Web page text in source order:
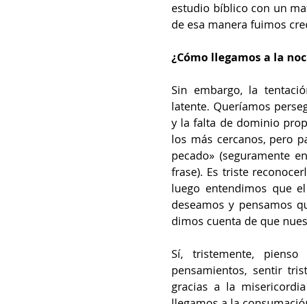
estudio bíblico con un
de esa manera fuimos
¿Cómo llegamos a la
Sin embargo, la
latente. Queríamos
y la falta de dominio
los más cercanos, pero
pecado» (seguramente
frase). Es triste
luego entendimos que
deseamos y pensamos
dimos cuenta de que
Sí, tristemente,
pensamientos, sentir
gracias a la